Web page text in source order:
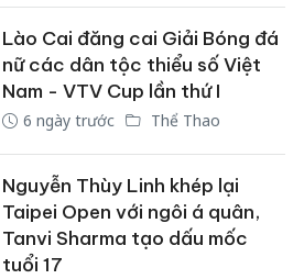
Lào Cai đăng cai Giải Bóng đá
nữ các dân tộc thiểu số Việt
Nam - VTV Cup lần thứ I
6 ngày trước Thể Thao
Nguyễn Thùy Linh khép lại
Taipei Open với ngôi á quân,
Tanvi Sharma tạo dấu mốc
tuổi 17